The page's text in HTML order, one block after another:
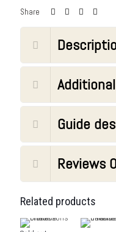
Share
Guide
Reviews
Related products